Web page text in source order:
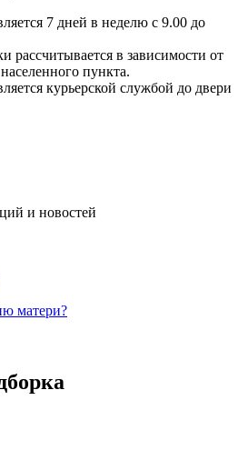
7 дней в неделю с 9.00 до
рассчитывается в зависимости от
пункта.
курьерской службой до двери
и новостей
матери?